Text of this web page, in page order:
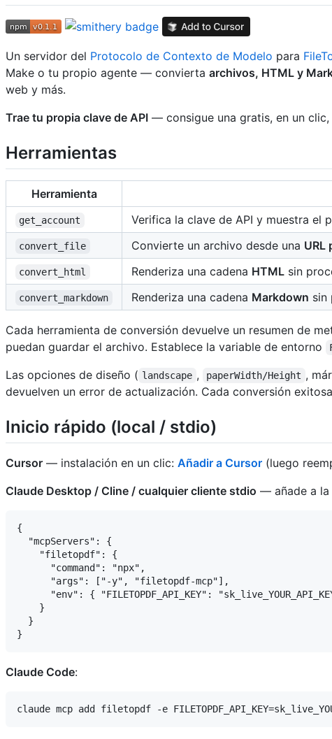
Un servidor del Protocolo de Contexto de Modelo para
Make o tu propio agente — convierta archivos, HTML y
web y más.
Trae tu propia clave de API — consigue una gratis, en un clic,
Herramientas
Herramienta
get_account Verifica la clave de API y muestra el
convert_file Convierte un archivo desde una URL
convert_html Renderiza una cadena HTML sin
convert_markdown Renderiza una cadena Markdown sin
Cada herramienta de conversión devuelve un resumen de
puedan guardar el archivo. Establece la variable de entorno
Las opciones de diseño ( landscape , paperWidth/Height ,
devuelven un error de actualización. Cada conversión
Inicio rápido (local / stdio)
Cursor — instalación en un clic: Añadir a Cursor (luego
Claude Desktop / Cline / cualquier cliente stdio — añade a la
{
  "mcpServers": {
    "filetopdf": {
      "command": "npx",
      "args": ["-y", "filetopdf-mcp"],
"env": { "FILETOPDF_API_KEY":
    }
  }
Claude Code: